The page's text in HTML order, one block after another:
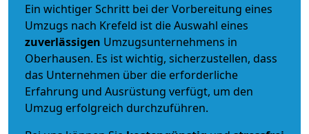
Ein wichtiger Schritt bei der Vorbereitung eines
Umzugs nach Krefeld ist die Auswahl eines
zuverlässigen Umzugsunternehmens in
Oberhausen. Es ist wichtig, sicherzustellen, dass
das Unternehmen über die erforderliche
Erfahrung und Ausrüstung verfügt, um den
Umzug erfolgreich durchzuführen.